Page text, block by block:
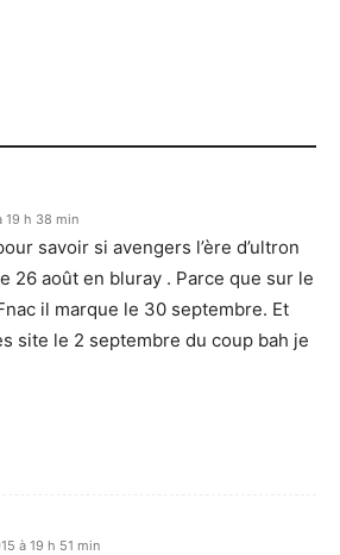
19 h 38 min
savoir si avengers l’ère d’ultron
26 août en bluray . Parce que sur le
il marque le 30 septembre. Et
site le 2 septembre du coup bah je
à 19 h 51 min